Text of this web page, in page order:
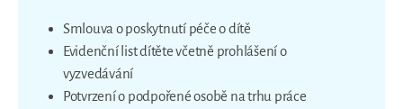
Smlouva o poskytnutí péče o dítě
Evidenční list dítěte včetně prohlášení o
vyzvedávání
Potvrzení o podpořené osobě na trhu práce